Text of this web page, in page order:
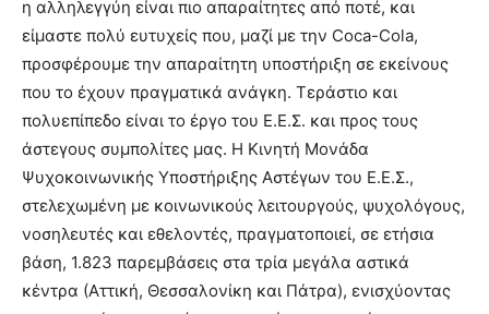
η αλληλεγγύη είναι πιο απαραίτητες από ποτέ, και
είμαστε πολύ ευτυχείς που, μαζί με την Coca-Cola,
προσφέρουμε την απαραίτητη υποστήριξη σε εκείνους
που το έχουν πραγματικά ανάγκη. Τεράστιο και
πολυεπίπεδο είναι το έργο του Ε.Ε.Σ. και προς τους
άστεγους συμπολίτες μας. Η Κινητή Μονάδα
Ψυχοκοινωνικής Υποστήριξης Αστέγων του Ε.Ε.Σ.,
στελεχωμένη με κοινωνικούς λειτουργούς, ψυχολόγους,
νοσηλευτές και εθελοντές, πραγματοποιεί, σε ετήσια
βάση, 1.823 παρεμβάσεις στα τρία μεγάλα αστικά
κέντρα (Αττική, Θεσσαλονίκη και Πάτρα), ενισχύοντας